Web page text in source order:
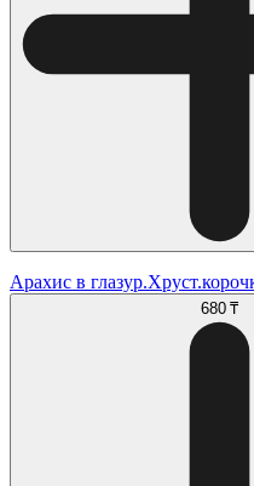
Арахис в
680 ₸